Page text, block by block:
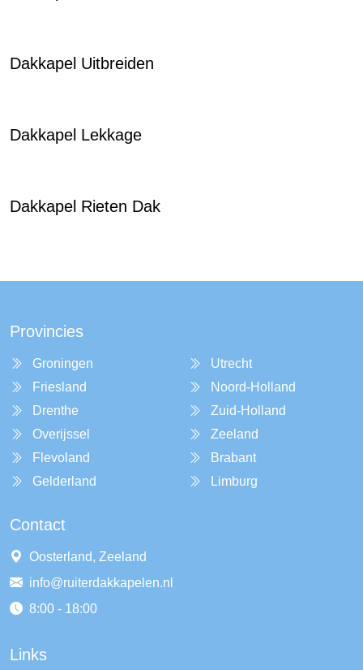
Dakkapel Uitbreiden
Dakkapel Lekkage
Dakkapel Rieten Dak
Provincies
Groningen
Friesland
Drenthe
Overijssel
Flevoland
Gelderland
Utrecht
Noord-Holland
Zuid-Holland
Zeeland
Brabant
Limburg
Contact
Oosterland, Zeeland
info@ruiterdakkapelen.nl
8:00 - 18:00
Links